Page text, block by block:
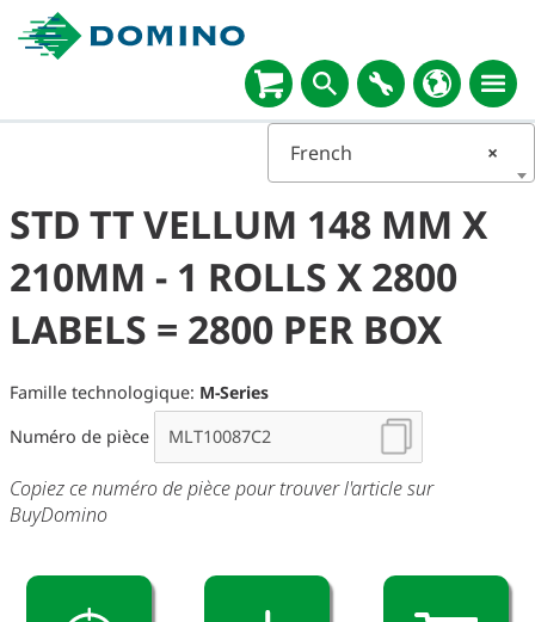
×
French
STD TT VELLUM 148 MM X
210MM - 1 ROLLS X 2800
LABELS = 2800 PER BOX
Famille technologique: M-Series
Numéro de pièce
Copiez ce numéro de pièce pour trouver l'article sur
BuyDomino